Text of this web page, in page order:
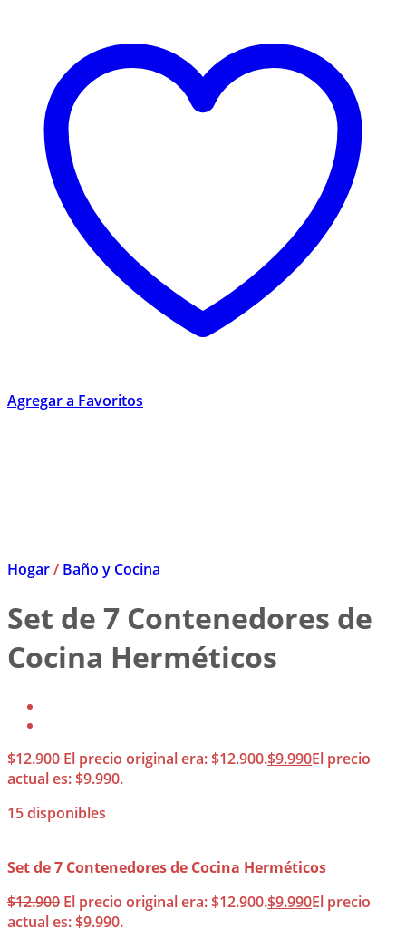
Agregar a Favoritos
Hogar/ Baño y Cocina
Set de 7 Contenedores de
Cocina Herméticos
$12.900 El precio original era: $12.900.$9.990El precio
actual es: $9.990.
15 disponibles
Set de 7 Contenedores de Cocina Herméticos
$12.900 El precio original era: $12.900.$9.990El precio
actual es: $9.990.